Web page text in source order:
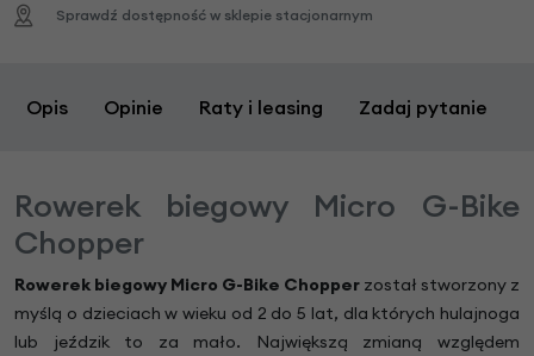
Sprawdź dostępność w sklepie stacjonarnym
Opis Opinie Raty i leasing Zadaj pytanie
Rowerek biegowy Micro G-Bike
Chopper
Rowerek biegowy Micro G-Bike Chopper został stworzony z
myślą o dzieciach w wieku od 2 do 5 lat, dla których hulajnoga
lub jeździk to za mało. Największą zmianą względem